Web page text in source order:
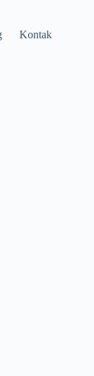
Kontak